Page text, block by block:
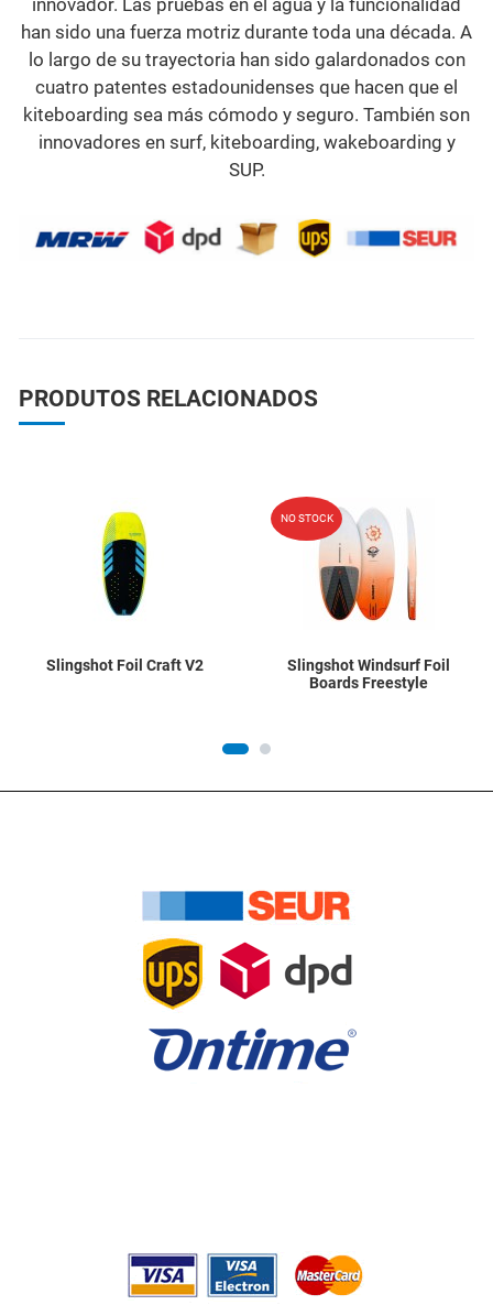
innovador. Las pruebas en el agua y la funcionalidad
han sido una fuerza motriz durante toda una década. A
lo largo de su trayectoria han sido galardonados con
cuatro patentes estadounidenses que hacen que el
kiteboarding sea más cómodo y seguro. También son
innovadores en surf, kiteboarding, wakeboarding y
SUP.
PRODUTOS RELACIONADOS
Add to Wishlist
Quick View
Slingshot Foil Craft V2
NO STOCK
Slingshot Windsurf Foil
Boards Freestyle